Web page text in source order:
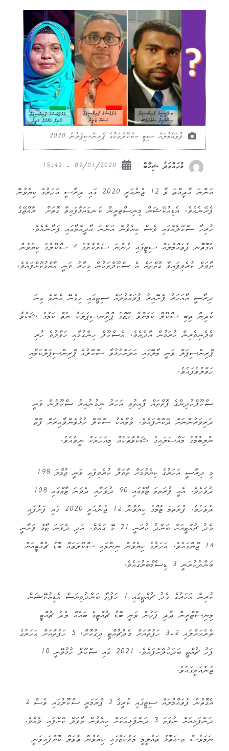
ފުވައްމުލައް ސިޓީ ސްކޫލްތަކުގެ ޕްރިންސިޕަލުން 2020
މުހައްމަދު ޝިހާބް
އަންނަ އާދީއްތަ ވާ 12 ޖެނުއަރީ 2020 ގައި ދިރާސީ އަހަރުގެ ކިޔެވުން
ފެށޭނެއެވެ. އެޑިއުކޭޝަން މިނިސްޓރީން ކަނޑައަޅާފައިވާ ގޮތަށް ރާއްޖޭގެ
ހުރިހާ ސްކޫލެއްގައި ވެސް ކިޔެވުން އަންނަ އާދީއްތާގައި ފަށާނެއެވެ.
އެގޮތުްނ ފުވައްމުލައް ސިޓީގައި ހުންނަ ސަރުކާރުގެ 4 ސްކޫލުގެ ކިޔެވުން
ތާވަލް ކުރެވިފައިވާ ގޮތްތައް އެ ސްކޫލްތަކުން މިހާރު ވަނީ އާއްމުކޮށްފައެވެ.
ދިރާސީ އާއަހަރު ފެށޭއިރު ފުވައްމުލައް ސިޓީގައި ހިމެނޭ އެންމެ ގިނަ
ކުދިން ތިބި ސްކޫލް ކަމަށްވާ ހޭޒްގެ ޕްރިްނސިޕަލަކު ނެތް ކަމުގެ ޝަކުވާ
ބެލެނިވެރިން ކުރަމުން އާދެއެވެ. އެސްކޫލް ހިންގުމާއި ހަވާލުވެ ހުރި
ޕްރިންސިޕަލް ވަނީ މާލޭގައި އަލަށްހުޅުވާ ސްކޫލުގެ ޕްރިންސިޕަލްކަމާއި
ހަވާލުވެފައެވެ.
ސްކޫލްކުދިންގެ ފޮތްތައް ފާއިތުވި އަހަރު ނިމުނުއިރު ސްކޫލުން ވަނީ
ދަރިވަރުންނަށް ދޫކޮށްފައެވެ. ވުމާއެކު ސްކޫލް ހުޅުވެންވާއިރަށް ފޮތް
ނުލިބުމުގެ މައްސަލައިގެ ޝަކުވާތަކެއް މިއަހަރަކު ނީވެއެވެ.
މި ދިރާސީ އަހަރުގެ ކިޔެވުމަށް ތާވަލް ކުރެވިފައި ވަނީ ޖުމްލަ 198
ދުވަހެވެ. އެއީ ފުރަތމަ ޓާމްގައި 90 ދުވަހާއި ދެވަނަ ޓާމްގައި 108
ދުވަހެވެ. ފުރަތމަ ޓާމްގެ ކިޔެވުން 12 ޖެނުއަރީ 2020 ގައި ފަށާފައި
މެދު ޗުއްޓީއަށް ބަންދު ކުރަނީ 21 މޭ ގައެވެ. އަދި ދެވަނަ ޓާމް ފަށާނީ
14 ޖޫންގައެވެ. އަހަރުގެ ކިޔެވުން ނިންމައި ސްކޫލަތައް ބޮޑު ޗުއްޓީއަށް
ބަންދުކުރަނީ 3 ޑިސެމްބަރުގައެވެ.
ކުރިން އަހަރުގެ މެދު ޗުއްޓީގައި 1 ހަފުތާ ބަންދުވިޔަސް އެޑިއުކޭޝަން
މިނިސްޓްރީން ދާދި ފަހުން ވަނީ ބޮޑު ޗުއްޓީގެ ބައެއް މެދު ޗުއްޓީ
ތެރެއަށްލައި 2-3 ހަފުތާއަށް މެދުޗުއްޓީ ދިގުކޮށް، 5 ހަފުތާއަށް އަހަރުގެ
ފަހު ޗުއްޓީ ބަދަކުލޮށްފައެވެ. 2021 ގައި ސްކޫލް ހުޅުވޭނީ 10
ޖެނުއަރީގައެވެ.
އެގޮތުން ފުވައްމުލައް ސިޓީގައި ކުރީގެ 3 ޕްރަމަރީ ސްކޫލުގައި ވެސް 2
ދަންފަޅިއަށް ނުވަތަ 3 ދަންފަޅިއަކަށް ކިޔެވުން ތާވަލް ކޮށްފައި ވެއެވެ.
ނަމަވެސް ޏ.އަތޮޅު ތައުލީމީ މަރުކަޒުގައި ކިޔެވުން ތާވަލް ކޮށްފައިވަނީ